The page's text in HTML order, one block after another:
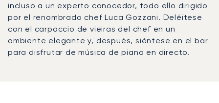
incluso a un experto conocedor, todo ello dirigido
por el renombrado chef Luca Gozzani. Deléitese
con el carpaccio de vieiras del chef en un
ambiente elegante y, después, siéntese en el bar
para disfrutar de música de piano en directo.